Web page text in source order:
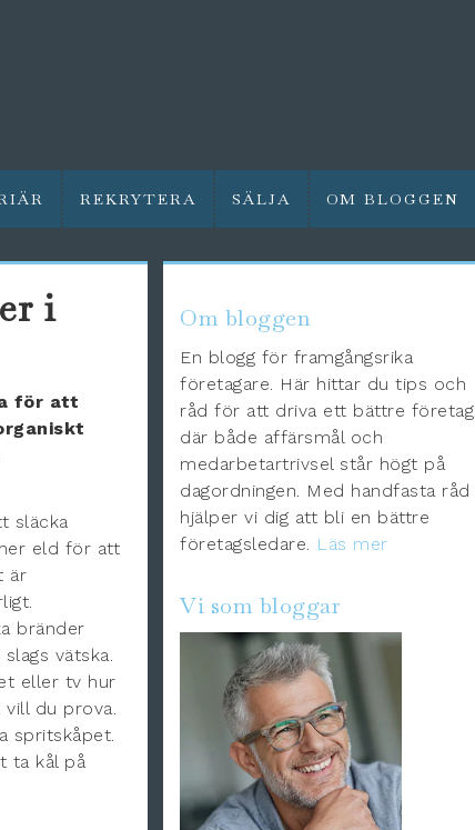
REKRYTERA SÄLJA OM BLOGGEN
i
för att
släcka
eld för att
är
bränder
vätska.
eller tv hur
du prova.
spritskåpet.
ta kål på
Om bloggen
En blogg för framgångsrika
företagare. Här hittar du tips och
råd för att driva ett bättre företag
där både affärsmål och
medarbetartrivsel står högt på
dagordningen. Med handfasta råd
hjälper vi dig att bli en bättre
företagsledare. Läs mer
Vi som bloggar